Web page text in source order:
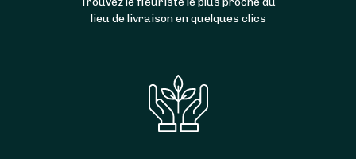
lieu de livraison en quelques clics